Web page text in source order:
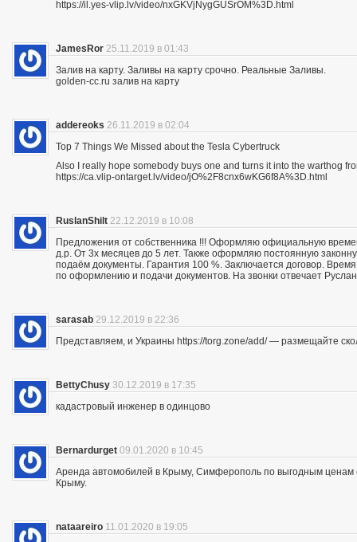
https://il.yes-vlip.lv/video/nxGKVjNygGUSrOM%3D.html
JamesRor 25.11.2019 в 01:43
Залив на карту. Заливы на карту срочно. Реальные Заливы.
golden-cc.ru залив на карту
addereoks 26.11.2019 в 02:04
Top 7 Things We Missed about the Tesla Cybertruck
Also I really hope somebody buys one and turns it into the warthog
https://ca.vlip-ontarget.lv/video/jO%2F8cnx6wKG6f8A%3D.html
RuslanShilt 22.12.2019 в 10:08
Предложения от собственника !!! Оформляю официальную
д.р. От 3х месяцев до 5 лет. Также оформляю постоянную
подаём документы. Гарантия 100 %. Заключается договор.
по оформлению и подачи документов. На звонки отвечает
sarasab 29.12.2019 в 22:36
Представляем, и Украины https://torg.zone/add/ — размещайте
BettyChusy 30.12.2019 в 17:35
кадастровый инженер в одинцово
Bernardurget 09.01.2020 в 10:45
Аренда автомобилей в Крыму, Симферополь по выгодным ценам
Крыму.
nataareiro 11.01.2020 в 19:05